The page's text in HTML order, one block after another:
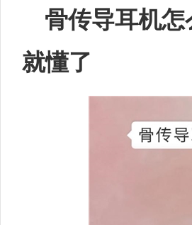
骨传导耳机怎
就懂了